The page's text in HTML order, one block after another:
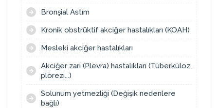
Bronşial Astım
Kronik obstrüktif akciğer hastalıkları (KOAH)
Mesleki akciğer hastalıkları
Akciğer zarı (Plevra) hastalıkları (Tüberküloz,
plörezi...)
Solunum yetmezliği (Değişik nedenlere
bağlı)